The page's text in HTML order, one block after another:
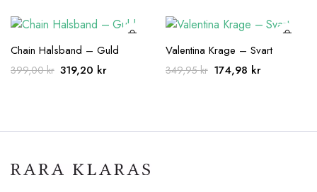
var:
är:
74,98 kr.
var:
är:
199,20 kr.
Chain Halsband – Guld
399,00kr Det
399,00 kr.
319,20 krDet
319,20 kr.
Valentina Krage – Svart
349,95kr Det
349,95 kr.
174,98 krDet
174,98 kr.